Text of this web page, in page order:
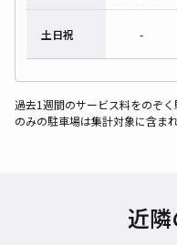
土日祝 -
過去1週間のサービス料をのぞ
のみの駐車場は集計対象に含ま
近